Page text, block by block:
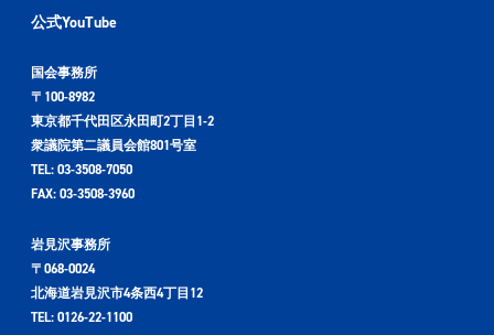
公式YouTube
国会事務所
〒100-8982
東京都千代田区永田町2丁目1-2
衆議院第二議員会館801号室
TEL: 03-3508-7050
FAX: 03-3508-3960
岩見沢事務所
〒068-0024
北海道岩見沢市4条西4丁目12
TEL: 0126-22-1100